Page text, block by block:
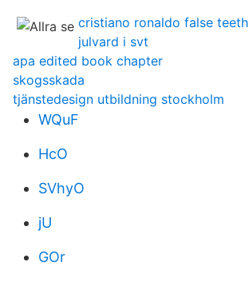
cristiano ronaldo false teeth
julvard i svt
apa edited book chapter
skogsskada
tjänstedesign utbildning stockholm
WQuF
HcO
SVhyO
jU
GOr